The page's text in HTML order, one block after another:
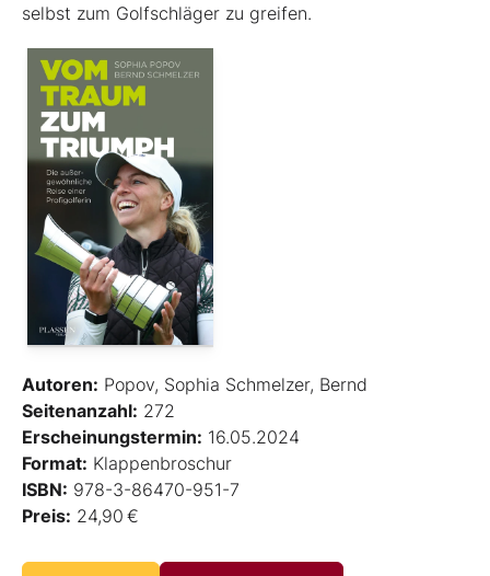
selbst zum Golfschläger zu greifen.
Autoren: Popov, Sophia Schmelzer, Bernd
Seitenanzahl: 272
Erscheinungstermin: 16.05.2024
Format: Klappenbroschur
ISBN: 978-3-86470-951-7
Preis: 24,90 €